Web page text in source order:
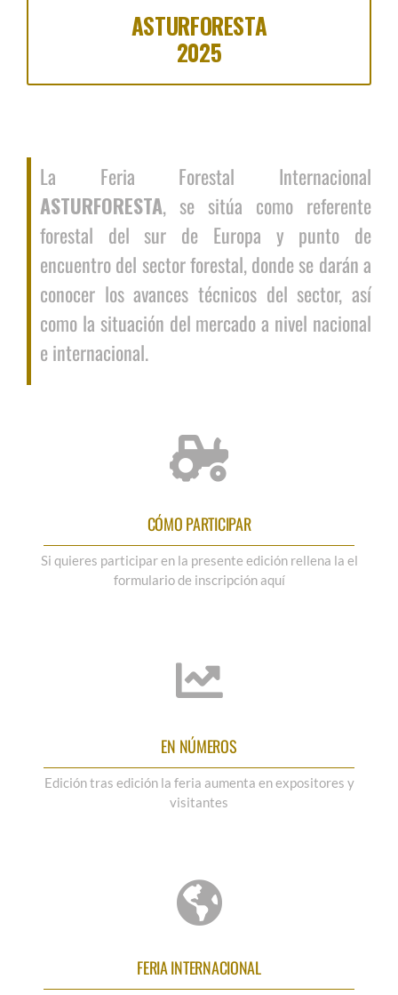
ASTURFORESTA
2025
La Feria Forestal Internacional
ASTURFORESTA, se sitúa como referente
forestal del sur de Europa y punto de
encuentro del sector forestal, donde se darán a
conocer los avances técnicos del sector, así
como la situación del mercado a nivel nacional
e internacional.
CÓMO PARTICIPAR
Si quieres participar en la presente edición rellena la el
formulario de inscripción aquí
EN NÚMEROS
Edición tras edición la feria aumenta en expositores y
visitantes
FERIA INTERNACIONAL